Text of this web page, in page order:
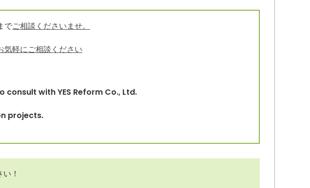
でご相談くださいませ。
気軽にご相談ください
with YES Reform Co., Ltd.
projects.
！